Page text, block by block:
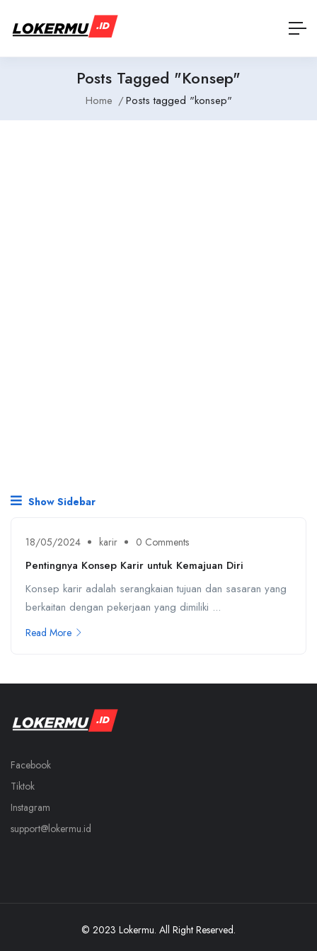
Posts Tagged "konsep"
Home Posts tagged "konsep"
Show Sidebar
18/05/2024 karir 0 Comments
Pentingnya Konsep Karir untuk Kemajuan Diri
Konsep karir adalah serangkaian tujuan dan sasaran yang
berkaitan dengan pekerjaan yang dimiliki ...
Read More
Facebook
Tiktok
Instagram
support@lokermu.id
© 2023 Lokermu. All Right Reserved.